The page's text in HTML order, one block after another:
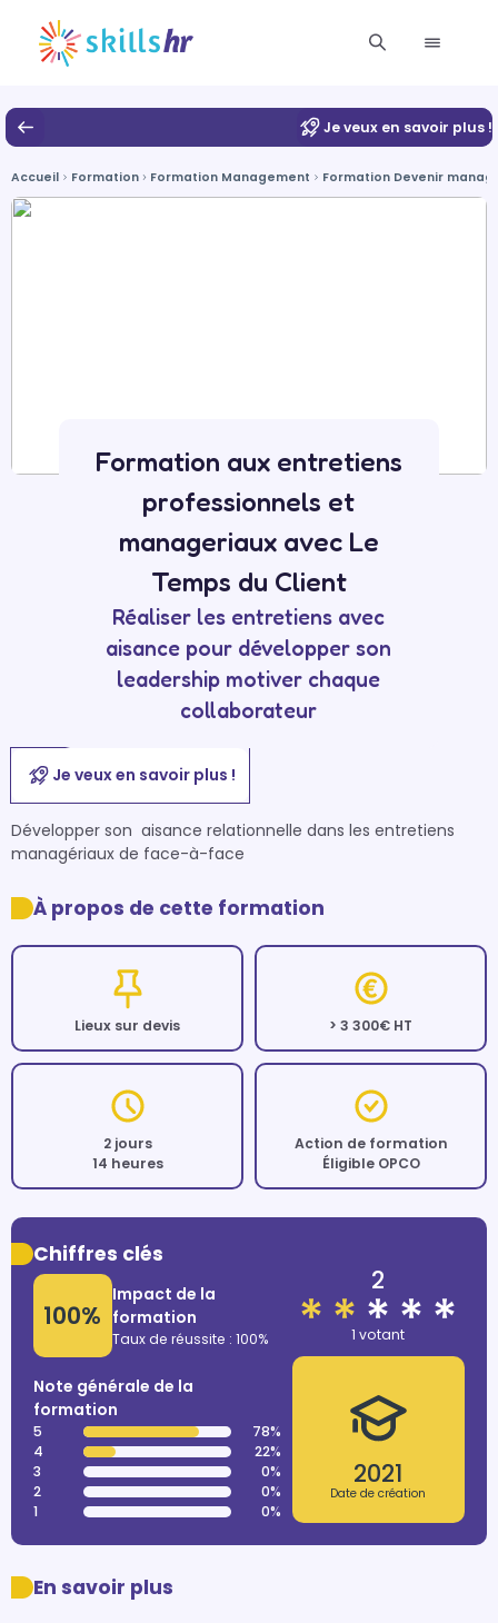
Je veux en savoir plus !
Accueil Formation Formation Management Formation Devenir
Formation aux entretiens
professionnels et
manageriaux avec Le
Temps du Client
Réaliser les entretiens avec
aisance pour développer son
leadership motiver chaque
collaborateur
Je veux en savoir plus !
Développer son  aisance relationnelle dans les entretiens
managériaux de face-à-face
À propos de cette formation
Lieux sur devis > 3 300€ HT
2 jours
14 heures
Action de formation
Éligible OPCO
Chiffres clés
100%
Impact de la
formation
Taux de réussite : 100%
Note générale de la
formation
5
78%
4
22%
3
0%
2
0%
1
0%
2
1 votant
2021
Date de création
En savoir plus